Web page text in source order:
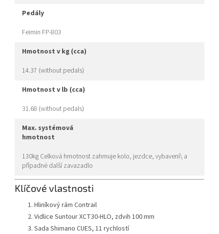
pedály
Feimin FP-803
hmotnost v kg (cca)
14.37 (without pedals)
hmotnost v lb (cca)
31.68 (without pedals)
max. systémová
hmotnost
130kg Celková hmotnost zahrnuje kolo, jezdce, vybavení\ a
případné další zavazadlo
Klíčové vlastnosti
Hliníkový rám Contrail
Vidlice Suntour XCT30-HLO, zdvih 100 mm
Sada Shimano CUES, 11 rychlostí